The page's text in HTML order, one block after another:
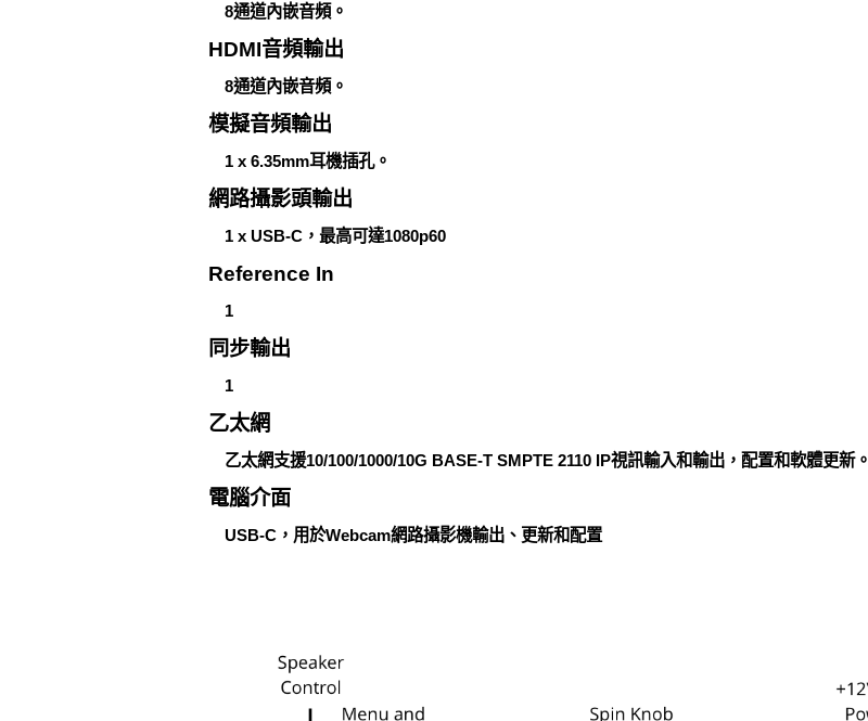
8通道內嵌音頻。
HDMI音頻輸出
8通道內嵌音頻。
模擬音頻輸出
1 x 6.35mm耳機插孔。
網路攝影頭輸出
1 x USB-C，最高可達1080p60
Reference In
1
同步輸出
1
乙太網
乙太網支援10/100/1000/10G BASE-T SMPTE 2110 IP視訊輸入和輸出，配置和軟體更新。
電腦介面
USB-C，用於Webcam網路攝影機輸出、更新和配置